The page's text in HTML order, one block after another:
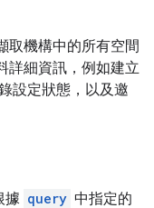
取機構中的所有空間
詳細資訊，例如建立
設定狀態，以及邀
據 query 中指定的